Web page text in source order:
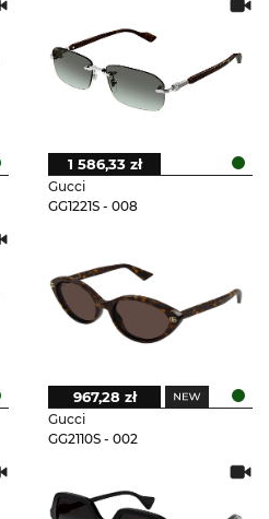
Gucci
GG1221S - 008
1 586,33 zł
Gucci
GG2110S - 002
967,28 zł